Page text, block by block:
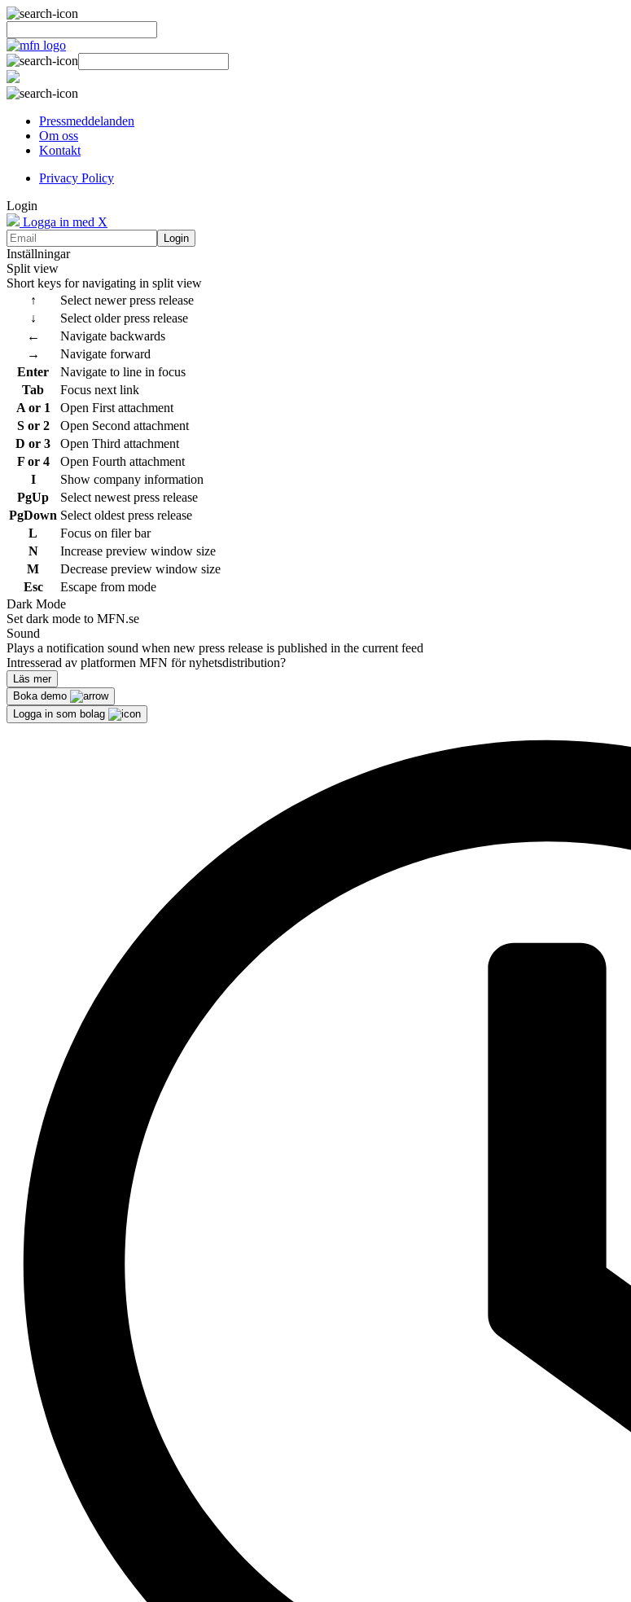
Pressmeddelanden
Om oss
Kontakt
Privacy Policy
Login
Logga in med X
Login
Inställningar
Split view
Short keys for navigating in split view
↑
Select newer press release
↓
Select older press release
←
Navigate backwards
→
Navigate forward
Enter
Navigate to line in focus
Tab
Focus next link
A or 1
Open First attachment
S or 2
Open Second attachment
D or 3
Open Third attachment
F or 4
Open Fourth attachment
I
Show company information
PgUp
Select newest press release
PgDown Select oldest press release
L
Focus on filer bar
N
Increase preview window size
M
Decrease preview window size
Esc
Escape from mode
Dark Mode
Set dark mode to MFN.se
Sound
Plays a notification sound when new press release is published in the current feed
Intresserad av platformen MFN för nyhetsdistribution?
Läs mer
Boka demo
Logga in som bolag